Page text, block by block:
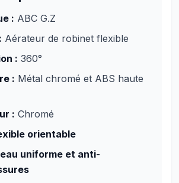
: ABC G.Z
Aérateur de robinet flexible
: 360°
: Métal chromé et ABS haute
: Chromé
orientable
uniforme et anti-